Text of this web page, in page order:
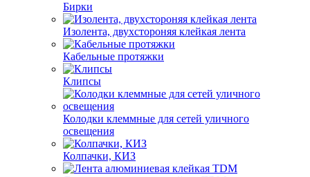
Бирки
Изолента, двухстороняя клейкая лента
Кабельные протяжки
Клипсы
Колодки клеммные для сетей уличного
освещения
Колпачки, КИЗ